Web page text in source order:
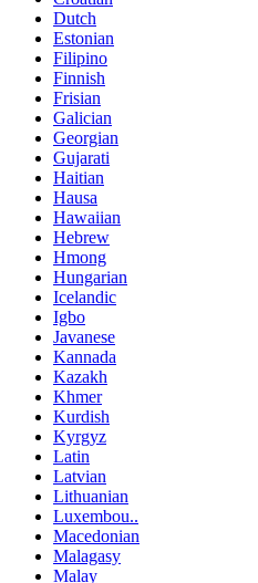
Dutch
Estonian
Filipino
Finnish
Frisian
Galician
Georgian
Gujarati
Haitian
Hausa
Hawaiian
Hebrew
Hmong
Hungarian
Icelandic
Igbo
Javanese
Kannada
Kazakh
Khmer
Kurdish
Kyrgyz
Latin
Latvian
Lithuanian
Luxembou..
Macedonian
Malagasy
Malay